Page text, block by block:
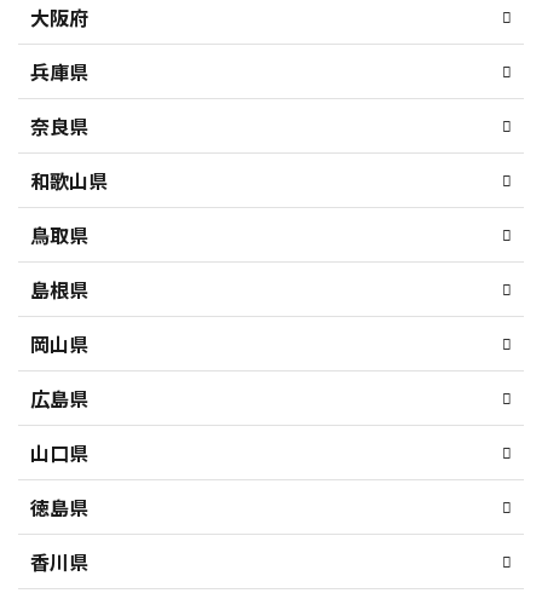
大阪府
兵庫県
奈良県
和歌山県
鳥取県
島根県
岡山県
広島県
山口県
徳島県
香川県